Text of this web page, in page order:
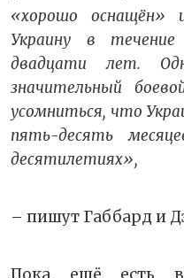
«хорошо
Украину в
двадцати лет.
значительный
усомниться, что
пять-десять
десятилетиях»,
– пишут Габбард и
Пока ещё есть